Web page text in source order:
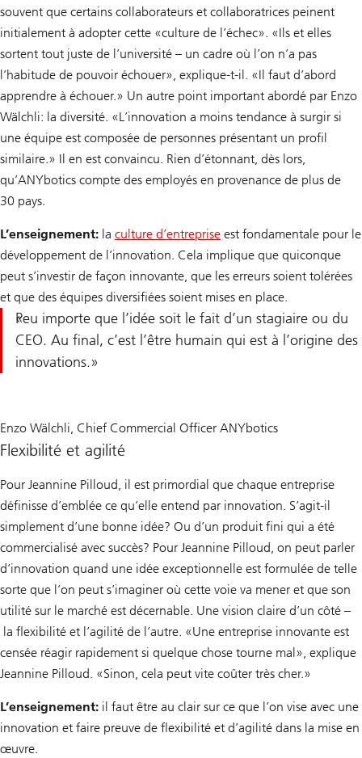
souvent que certains collaborateurs et collaboratrices peinent
initialement à adopter cette «culture de l’échec». «Ils et elles
sortent tout juste de l’université – un cadre où l’on n’a pas
l’habitude de pouvoir échouer», explique-t-il. «Il faut d’abord
apprendre à échouer.» Un autre point important abordé par Enzo
Wälchli: la diversité. «L’innovation a moins tendance à surgir si
une équipe est composée de personnes présentant un profil
similaire.» Il en est convaincu. Rien d’étonnant, dès lors,
qu’ANYbotics compte des employés en provenance de plus de
30 pays.
L’enseignement: la culture d’entreprise est fondamentale pour le
développement de l’innovation. Cela implique que quiconque
peut s’investir de façon innovante, que les erreurs soient tolérées
et que des équipes diversifiées soient mises en place.
Peu importe que l’idée soit le fait d’un stagiaire ou du
CEO. Au final, c’est l’être humain qui est à l’origine des
innovations.
Enzo Wälchli, Chief Commercial Officer ANYbotics
Flexibilité et agilité
Pour Jeannine Pilloud, il est primordial que chaque entreprise
définisse d’emblée ce qu’elle entend par innovation. S’agit-il
simplement d’une bonne idée? Ou d’un produit fini qui a été
commercialisé avec succès? Pour Jeannine Pilloud, on peut parler
d’innovation quand une idée exceptionnelle est formulée de telle
sorte que l’on peut s’imaginer où cette voie va mener et que son
utilité sur le marché est décernable. Une vision claire d’un côté –
la flexibilité et l’agilité de l’autre. «Une entreprise innovante est
censée réagir rapidement si quelque chose tourne mal», explique
Jeannine Pilloud. «Sinon, cela peut vite coûter très cher.»
L’enseignement: il faut être au clair sur ce que l’on vise avec une
innovation et faire preuve de flexibilité et d’agilité dans la mise en
œuvre.